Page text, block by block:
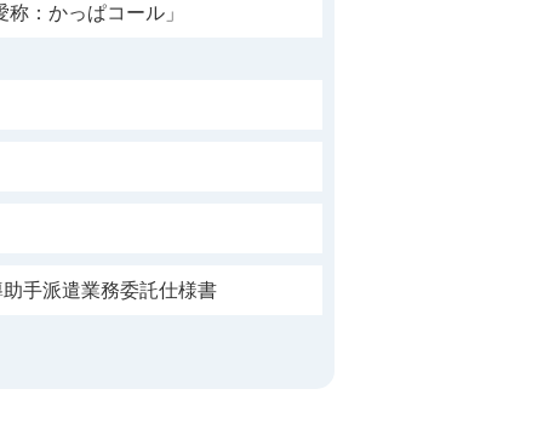
：かっぱコール」
手派遣業務委託仕様書